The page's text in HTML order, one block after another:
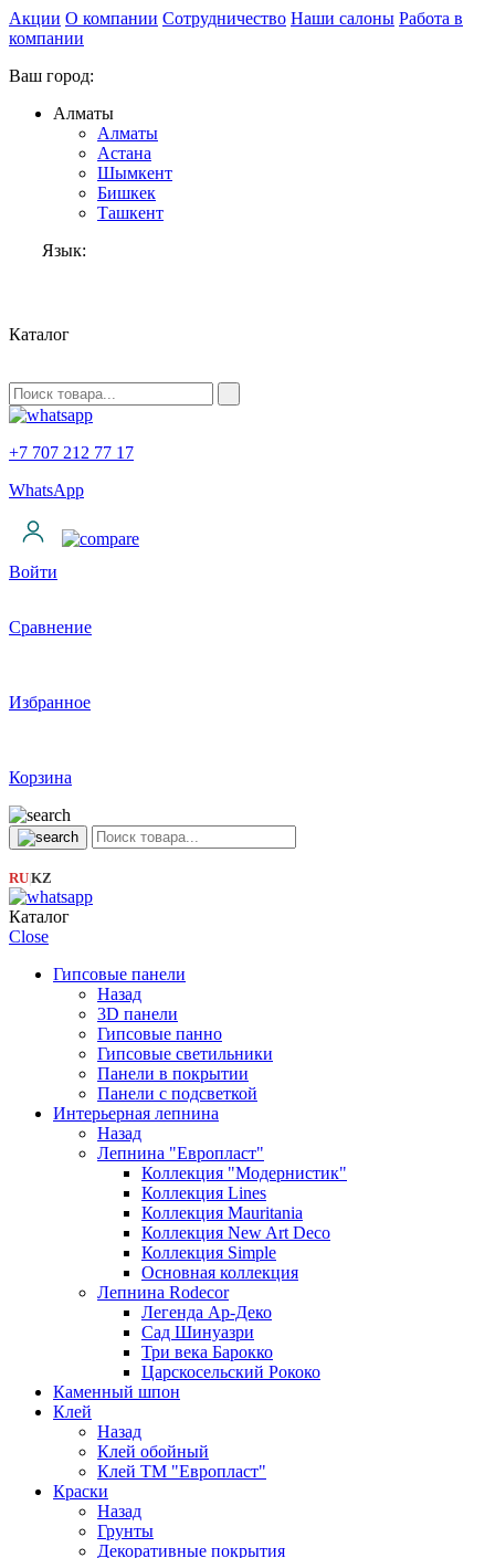
Акции О компании Сотрудничество Наши салоны Работа в
компании
Ваш город:
Алматы
Алматы
Астана
Шымкент
Бишкек
Ташкент
Язык:
Каталог
+7 707 212 77 17
WhatsApp
Войти
Сравнение
Избранное
Корзина
RU|KZ
Каталог
Close
Гипсовые панели
Назад
3D панели
Гипсовые панно
Гипсовые светильники
Панели в покрытии
Панели с подсветкой
Интерьерная лепнина
Назад
Лепнина "Европласт"
Коллекция "Модернистик"
Коллекция Lines
Коллекция Mauritania
Коллекция New Art Deco
Коллекция Simple
Основная коллекция
Лепнина Rodecor
Легенда Ар-Деко
Сад Шинуазри
Три века Барокко
Царскосельский Рококо
Каменный шпон
Клей
Назад
Клей обойный
Клей ТМ "Европласт"
Краски
Назад
Грунты
Декоративные покрытия